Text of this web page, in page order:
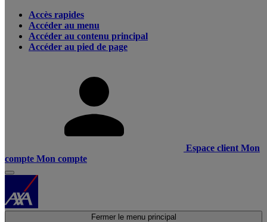
Accès rapides
Accéder au menu
Accéder au contenu principal
Accéder au pied de page
Espace client Mon
compte Mon compte
Fermer le menu principal